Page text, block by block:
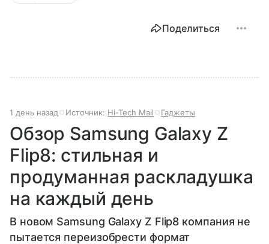
Поделиться
1 день назад Источник: Hi-Tech Mail Гаджеты
Обзор Samsung Galaxy Z
Flip8: стильная и
продуманная раскладушка
на каждый день
В новом Samsung Galaxy Z Flip8 компания не
пытается переизобрести формат